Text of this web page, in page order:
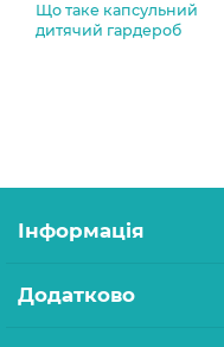
Що таке капсульний
дитячий гардероб
Інформація
Додатково